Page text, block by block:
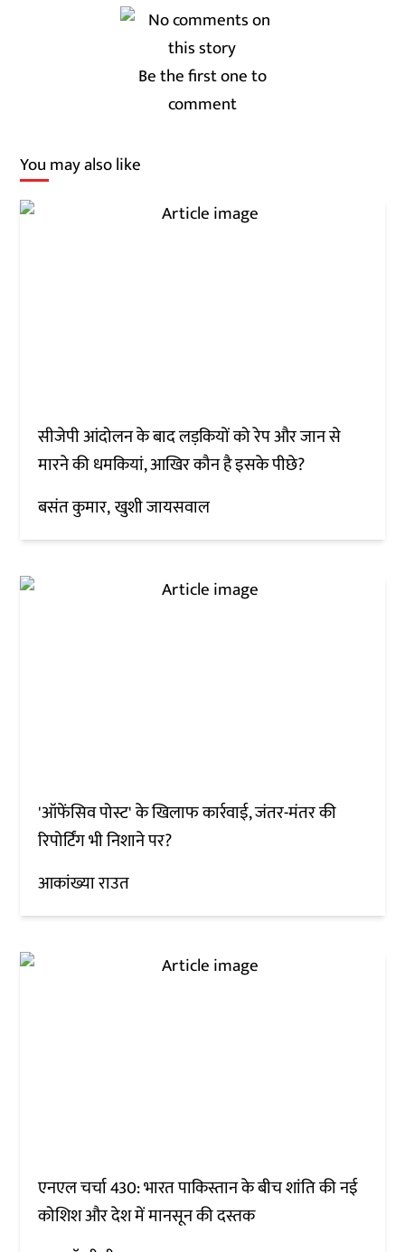
Be the first one to
comment
You may also like
सीजेपी आंदोलन के बाद लड़कियों को रेप और जान से
मारने की धमकियां, आखिर कौन है इसके पीछे?
बसंत कुमार खुशी जायसवाल
'ऑफेंसिव पोस्ट' के खिलाफ कार्रवाई, जंतर-मंतर की
रिपोर्टिंग भी निशाने पर?
आकांख्या राउत
एनएल चर्चा 430: भारत पाकिस्तान के बीच शांति की नई
कोशिश और देश में मानसून की दस्तक